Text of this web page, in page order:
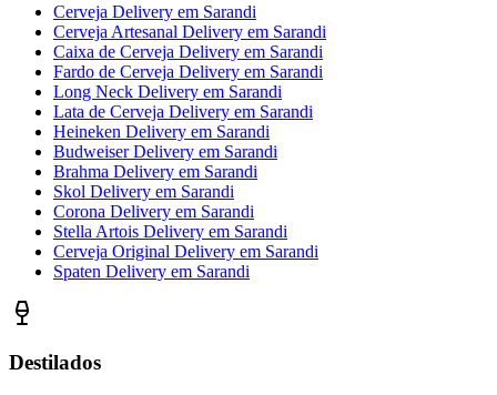
Cerveja Delivery em Sarandi
Cerveja Artesanal Delivery em Sarandi
Caixa de Cerveja Delivery em Sarandi
Fardo de Cerveja Delivery em Sarandi
Long Neck Delivery em Sarandi
Lata de Cerveja Delivery em Sarandi
Heineken Delivery em Sarandi
Budweiser Delivery em Sarandi
Brahma Delivery em Sarandi
Skol Delivery em Sarandi
Corona Delivery em Sarandi
Stella Artois Delivery em Sarandi
Cerveja Original Delivery em Sarandi
Spaten Delivery em Sarandi
Destilados